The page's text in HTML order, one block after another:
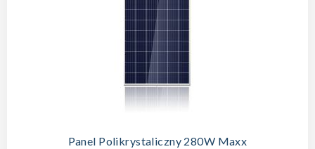
Panel Polikrystaliczny 280W Maxx